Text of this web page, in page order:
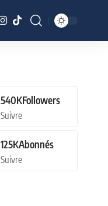
540KFollowers
Suivre
125KAbonnés
Suivre